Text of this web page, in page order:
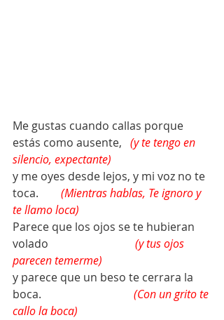
Me gustas cuando callas porque
estás como ausente, (y te tengo en
silencio, expectante)
y me oyes desde lejos, y mi voz no te
toca. (Mientras hablas, Te ignoro y
te llamo loca)
Parece que los ojos se te hubieran
volado (y tus ojos
parecen temerme)
y parece que un beso te cerrara la
boca.
(Con un grito te
callo la boca)